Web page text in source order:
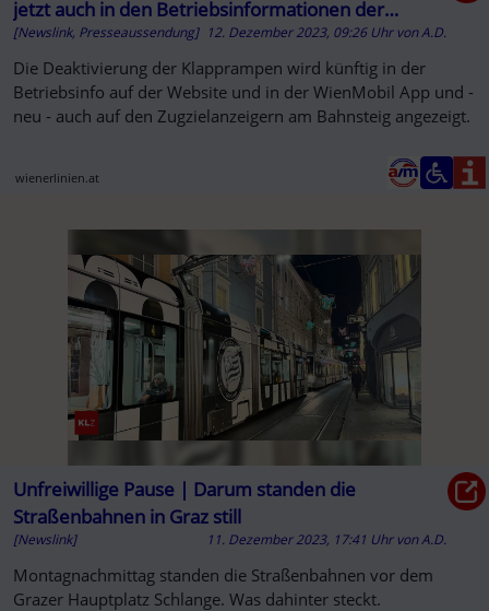
jetzt auch in den Betriebsinformationen der
Wiener Linien - Wiener Linien
[Newslink, Presseaussendung] 12. Dezember 2023, 09:26 Uhr vonA.D.
Die Deaktivierung der Klapprampen wird künftig in der
Betriebsinfo auf der Website und in der WienMobil App und -
neu - auch auf den Zugzielanzeigern am Bahnsteig angezeigt.
wienerlinien.at
Unfreiwillige Pause | Darum standen die
Straßenbahnen in Graz still
[Newslink] 11. Dezember 2023, 17:41 Uhr vonA.D.
Montagnachmittag standen die Straßenbahnen vor dem
Grazer Hauptplatz Schlange. Was dahinter steckt.